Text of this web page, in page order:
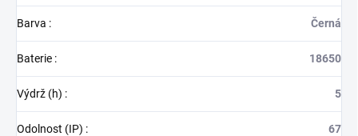
Barva : Černá
Baterie : 18650
Výdrž (h) : 5
Odolnost (IP) : 67